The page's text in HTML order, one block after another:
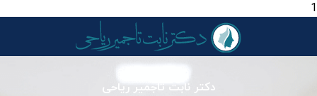
1
دکتر نابت تاجمیر ریاحی